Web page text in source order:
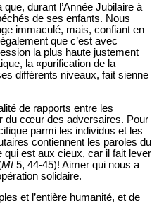
durant l’Année Jubilaire à
de ses enfants. Nous
immaculé, mais, confiant en
que c’est avec
la plus haute justement
la «purification de la
différents niveaux, fait sienne
de rapports entre les
du cœur des adversaires. Pour
parmi les individus et les
contiennent les paroles du
est aux cieux, car il fait lever
Mt5, 44-45)! Aimer qui nous a
solidaire.
et l’entière humanité, et de